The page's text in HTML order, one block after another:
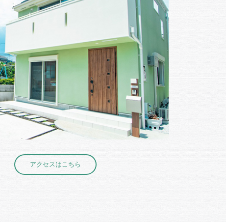
アクセスはこちら